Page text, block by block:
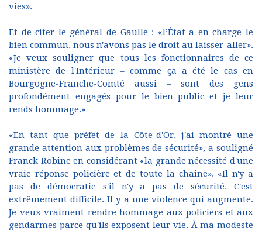
vies».
Et de citer le général de Gaulle : «l’État a en charge le
bien commun, nous n'avons pas le droit au laisser-aller».
«Je veux souligner que tous les fonctionnaires de ce
ministère de l'Intérieur – comme ça a été le cas en
Bourgogne-Franche-Comté aussi – sont des gens
profondément engagés pour le bien public et je leur
rends hommage.»
«En tant que préfet de la Côte-d'Or, j'ai montré une
grande attention aux problèmes de sécurité», a souligné
Franck Robine en considérant «la grande nécessité d'une
vraie réponse policière et de toute la chaîne». «Il n'y a
pas de démocratie s'il n'y a pas de sécurité. C'est
extrêmement difficile. Il y a une violence qui augmente.
Je veux vraiment rendre hommage aux policiers et aux
gendarmes parce qu'ils exposent leur vie. À ma modeste